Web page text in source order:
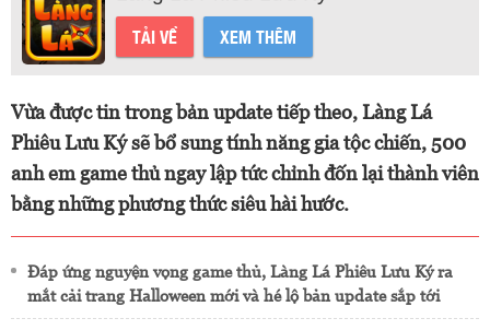
TẢI VỀ XEM THÊM
Vừa được tin trong bản update tiếp theo, Làng Lá
Phiêu Lưu Ký sẽ bổ sung tính năng gia tộc chiến, 500
anh em game thủ ngay lập tức chỉnh đốn lại thành viên
bằng những phương thức siêu hài hước.
Đáp ứng nguyện vọng game thủ, Làng Lá Phiêu Lưu Ký ra
mắt cải trang Halloween mới và hé lộ bản update sắp tới